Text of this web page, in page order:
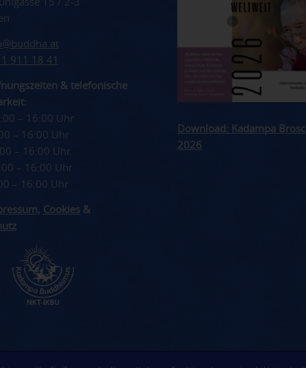
15 / 2-3
911 18 41
& telefonische
– 16:00 Uhr
– 16:00 Uhr
– 16:00 Uhr
– 16:00 Uhr
– 16:00 Uhr
, Cookies&
Download: Kadampa
2026